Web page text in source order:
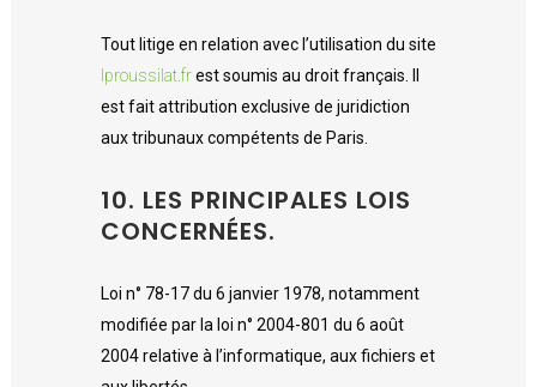
Tout litige en relation avec l’utilisation du site
lproussilat.frest soumis au droit français. Il
est fait attribution exclusive de juridiction
aux tribunaux compétents de Paris.
10. LES PRINCIPALES LOIS
CONCERNÉES.
Loi n° 78-17 du 6 janvier 1978, notamment
modifiée par la loi n° 2004-801 du 6 août
2004 relative à l’informatique, aux fichiers et